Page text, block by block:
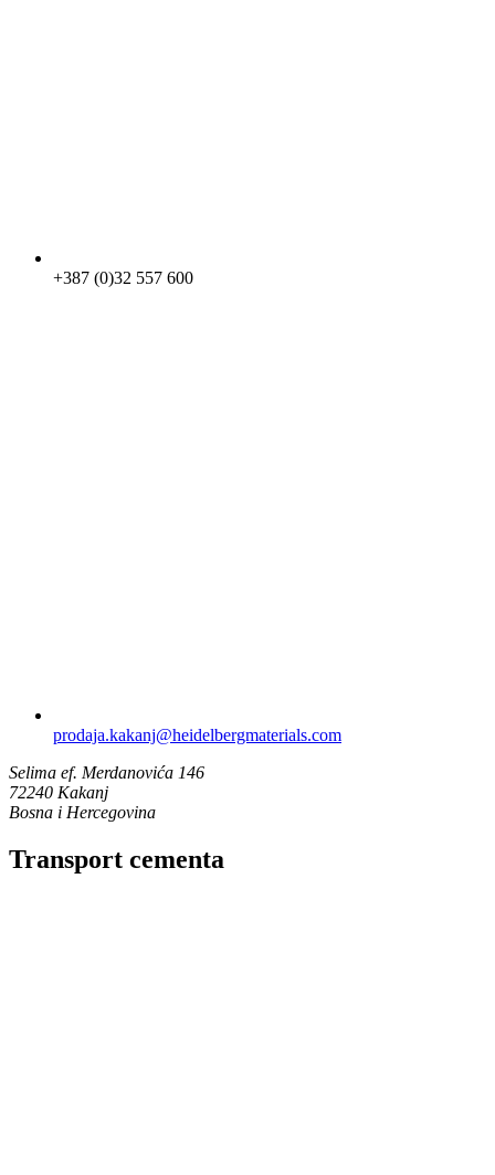
+387 (0)32 557 600
prodaja.kakanj​@heidelbergmaterials.com
Selima ef. Merdanovića 146
72240 Kakanj
Bosna i Hercegovina
Transport cementa